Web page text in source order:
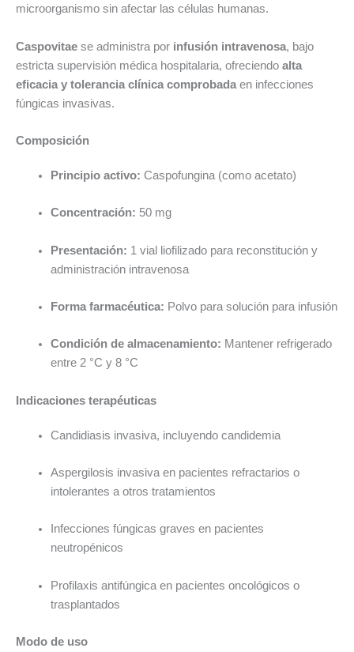
microorganismo sin afectar las células humanas.
Caspovitae se administra por infusión intravenosa, bajo
estricta supervisión médica hospitalaria, ofreciendo alta
eficacia y tolerancia clínica comprobada en infecciones
fúngicas invasivas.
Composición
Principio activo: Caspofungina (como acetato)
Concentración: 50 mg
Presentación: 1 vial liofilizado para reconstitución y
administración intravenosa
Forma farmacéutica: Polvo para solución para infusión
Condición de almacenamiento: Mantener refrigerado
entre 2 °C y 8 °C
Indicaciones terapéuticas
Candidiasis invasiva, incluyendo candidemia
Aspergilosis invasiva en pacientes refractarios o
intolerantes a otros tratamientos
Infecciones fúngicas graves en pacientes
neutropénicos
Profilaxis antifúngica en pacientes oncológicos o
trasplantados
Modo de uso